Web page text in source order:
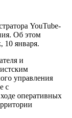
YouTube-
Об этом
10 января.
и
управления
с
оперативных